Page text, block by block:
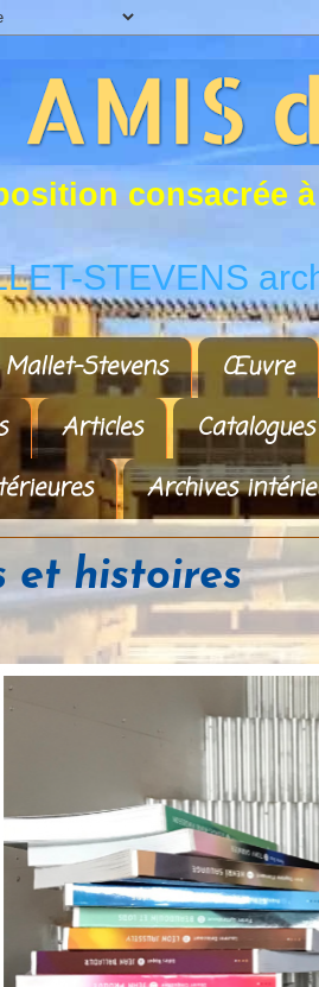
osition consacrée à
STEVENS
Mallet-Stevens Œuvre
Articles Catalogues
Archives
et histoires